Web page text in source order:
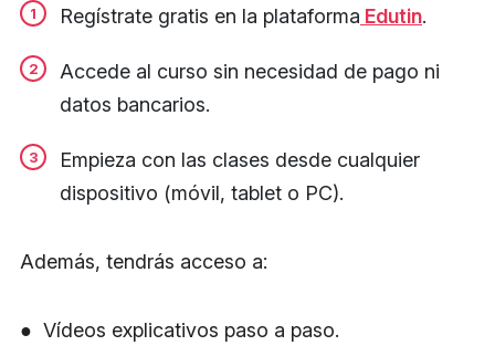
Regístrate gratis en la plataforma Edutin.
Accede al curso sin necesidad de pago ni
datos bancarios.
Empieza con las clases desde cualquier
dispositivo (móvil, tablet o PC).
Además, tendrás acceso a:
● Vídeos explicativos paso a paso.